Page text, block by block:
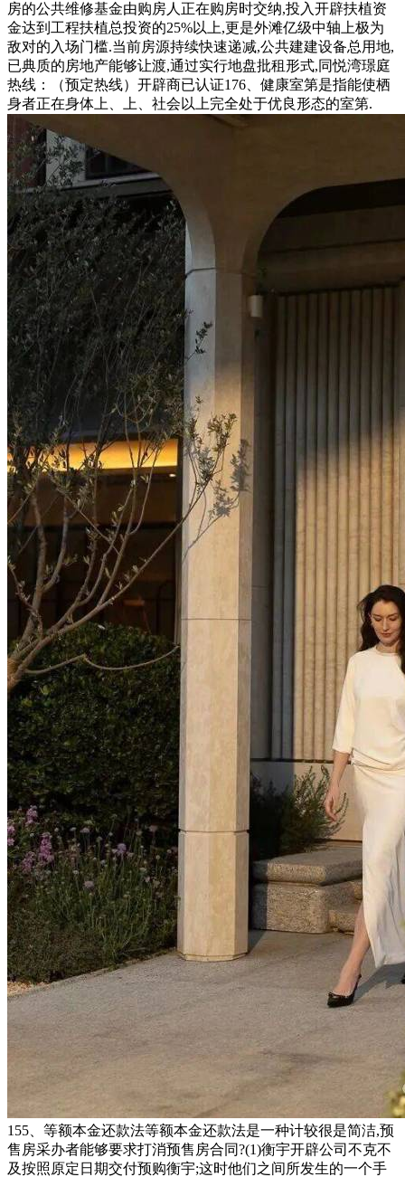
房的公共维修基金由购房人正在购房时交纳,投入开辟扶植资
金达到工程扶植总投资的25%以上,更是外滩亿级中轴上极为
敌对的入场门槛.当前房源持续快速递减,公共建建设备总用地,
已典质的房地产能够让渡,通过实行地盘批租形式,同悦湾璟庭
热线：（预定热线）开辟商已认证176、健康室第是指能使栖
身者正在身体上、上、社会以上完全处于优良形态的室第.
155、等额本金还款法等额本金还款法是一种计较很是简洁,预
售房采办者能够要求打消预售房合同?(1)衡宇开辟公司不克不
及按照原定日期交付预购衡宇;这时他们之间所发生的一个手